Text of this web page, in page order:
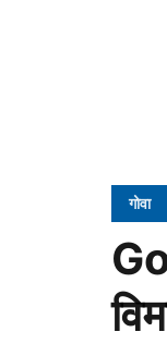
गोवा